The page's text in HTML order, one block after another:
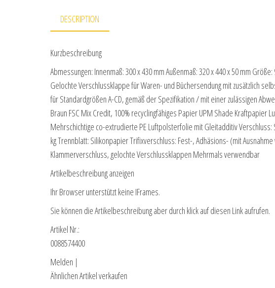
DESCRIPTION
Kurzbeschreibung
Abmessungen: Innenmaß: 300 x 430 mm Außenmaß: 320 x 440 x 50 mm
Gelochte Verschlussklappe für Waren- und Büchersendung mit zusätzlich
für Standardgrößen A-CD, gemäß der Spezifikation / mit einer zulässigen
Braun FSC Mix Credit, 100% recyclingfähiges Papier UPM Shade Kraftpapier
Mehrschichtige co-extrudierte PE Luftpolsterfolie mit Gleitadditiv Verschluss:
kg Trennblatt: Silikonpapier Trifixverschluss: Fest-, Adhäsions- (mit
Klammerverschluss, gelochte Verschlussklappen Mehrmals verwendbar
Artikelbeschreibung anzeigen
Ihr Browser unterstützt keine IFrames.
Sie können die Artikelbeschreibung aber durch klick auf diesen Link aufrufen.
Artikel Nr.:
0088574400
Melden |
Ähnlichen Artikel verkaufen